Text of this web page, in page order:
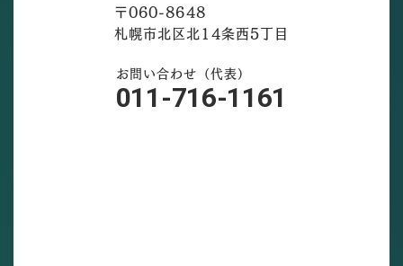
〒060-8648
札幌市北区北14条西5丁目
お問い合わせ（代表）
011-716-1161